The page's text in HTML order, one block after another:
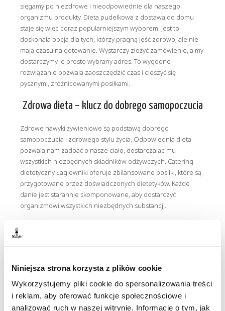
Niniejsza strona korzysta z plików cookie
Wykorzystujemy pliki cookie do spersonalizowania treści
i reklam, aby oferować funkcje społecznościowe i
analizować ruch w naszej witrynie. Informacje o tym, jak
sięgamy po niezdrowe i nieodpowiednie dla naszego
organizmu produkty. Dieta pudełkowa z dostawą do domu
staje się więc coraz popularniejszym wyborem. Jest to
doskonała opcja dla tych, którzy pragną jeść zdrowo, ale nie
mają czasu na gotowanie. Wystarczy złożyć zamówienie, a my
dostarczymy je prosto wybrany adres. To wygodne
rozwiązanie pozwala zaoszczędzić czas i cieszyć się
pysznymi, zróżnicowanymi posiłkami.
Zdrowa dieta – klucz do dobrego samopoczucia
Zdrowe nawyki żywieniowe są podstawą dobrego
samopoczucia i zdrowego stylu życia. Odpowiednia dieta
pozwala nam zadbać o nasze ciało, dostarczając mu
wszystkich niezbędnych składników odżywczych. Catering
dietetyczny Łagiewniki oferuje zbilansowane posiłki, które są
przygotowane przez doświadczonych dietetyków. Każde
danie jest starannie skomponowane, aby dostarczyć
organizmowi wszystkich niezbędnych substancji.
Nasz styl życia często nie pozwala nam na regularne
spożywanie zdrowych posiłków w pracy. Zamiast tego
sięgamy po fast foody i niezdrowe przekąski. Możemy jednak
to zmienić, ponieważ catering dietetyczny Łagiewniki oferuje
dostawy także do biur. Dzięki temu nie musimy martwić się o